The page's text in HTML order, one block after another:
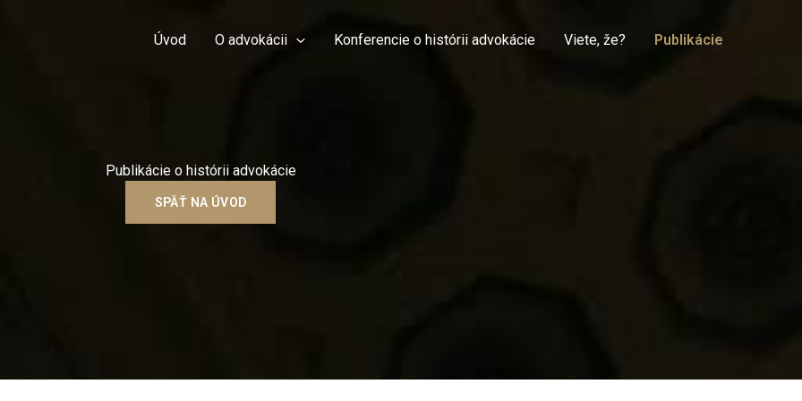
Úvod O advokácii Konferencie o histórii advokácie Viete, že? Publikácie
Publikácie o histórii advokácie
SPÄŤ NA ÚVOD